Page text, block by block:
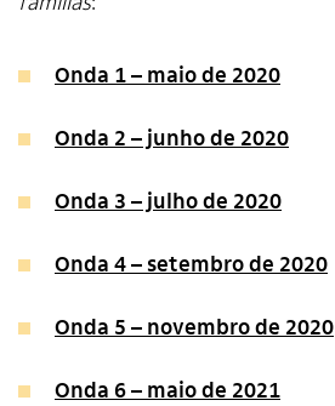
Onda 1 – maio de 2020
Onda 2 – junho de 2020
Onda 3 – julho de 2020
Onda 4 – setembro de 2020
Onda 5 – novembro de 2020
Onda 6 – maio de 2021